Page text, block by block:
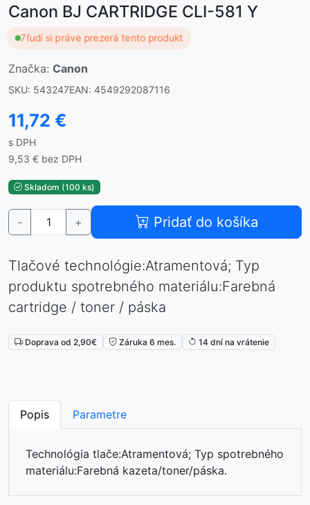
Canon BJ CARTRIDGE CLI-581 Y
7ľudí si práve prezerá tento produkt
Značka: Canon
SKU: 543247EAN: 4549292087116
11,72 €
s DPH
9,53 € bez DPH
Skladom (100 ks)
- + Pridať do košíka
Tlačové technológie:Atramentová; Typ
produktu spotrebného materiálu:Farebná
cartridge / toner / páska
Doprava od 2,90€ Záruka 6 mes. 14 dní na vrátenie
Popis Parametre
Technológia tlače:Atramentová; Typ spotrebného
materiálu:Farebná kazeta/toner/páska.